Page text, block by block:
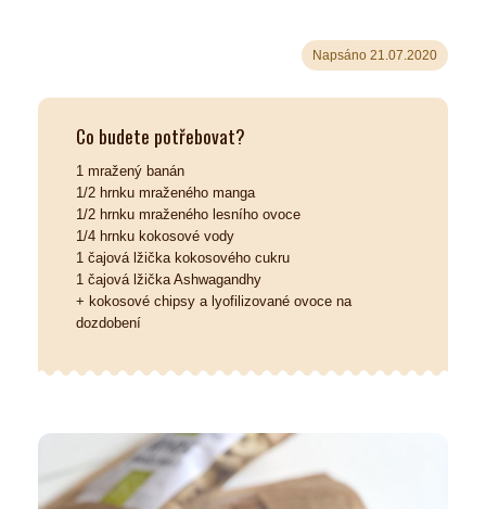
Napsáno 21.07.2020
Co budete potřebovat?
1 mražený banán
1/2 hrnku mraženého manga
1/2 hrnku mraženého lesního ovoce
1/4 hrnku kokosové vody
1 čajová lžička kokosového cukru
1 čajová lžička Ashwagandhy
+ kokosové chipsy a lyofilizované ovoce na
dozdobení